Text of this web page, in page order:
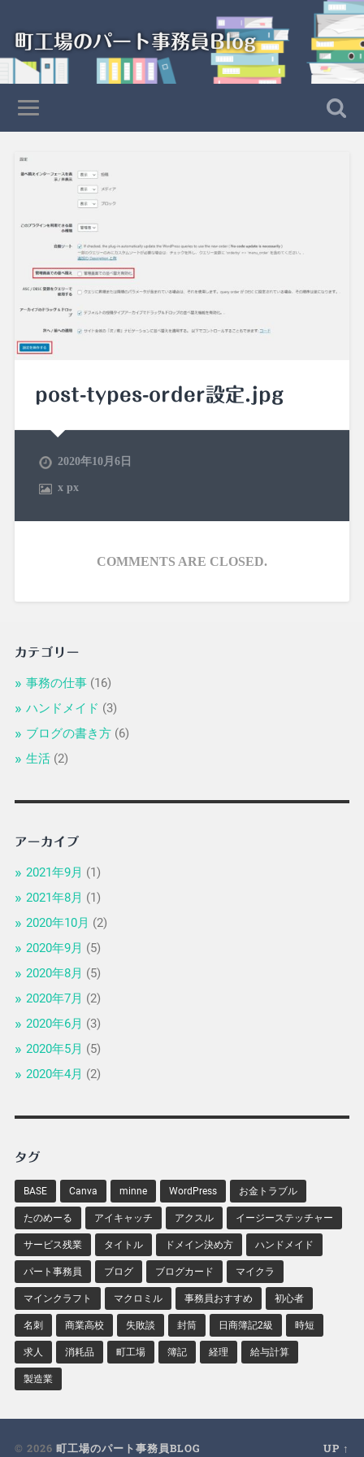
町工場のパート事務員Blog
post-types-order設定.jpg
2020年10月6日
xpx
COMMENTS ARE CLOSED.
カテゴリー
事務の仕事(16)
ハンドメイド (3)
ブログの書き方(6)
生活(2)
アーカイブ
2021年9月 (1)
2021年8月 (1)
2020年10月 (2)
2020年9月 (5)
2020年8月 (5)
2020年7月 (2)
2020年6月 (3)
2020年5月 (5)
2020年4月 (2)
タグ
BASE Canva minne WordPress お金トラブル
たのめーる アイキャッチ アクスル イージーステッチャー
サービス残業 タイトル ドメイン決め方 ハンドメイド
パート事務員 ブログ ブログカード マイクラ
マインクラフト マクロミル 事務員おすすめ 初心者
名刺 商業高校 失敗談 封筒 日商簿記2級 時短
求人 消耗品 町工場 簿記 経理 給与計算
製造業
© 2026 町工場のパート事務員BLOG UP ↑